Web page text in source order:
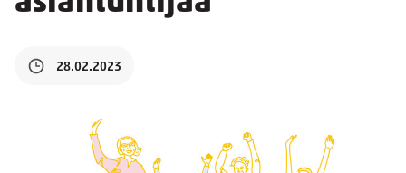
28.02.2023